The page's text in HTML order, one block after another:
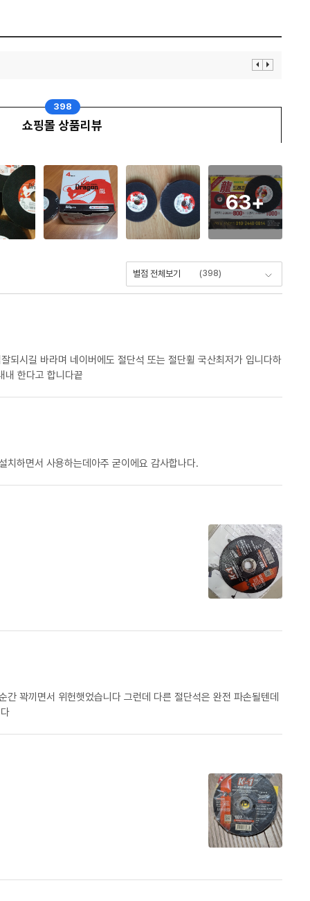
이 다
쇼핑몰 상품리뷰
398
63+
별점 전체보기 (398)
내 한다고 합니다끝
치하면서 사용하는데아주 굳이에요 감사합나다.
꽉끼면서 위헌햇었습니다 그런데 다른 절단석은 완전 파손될텐데
천 합니다